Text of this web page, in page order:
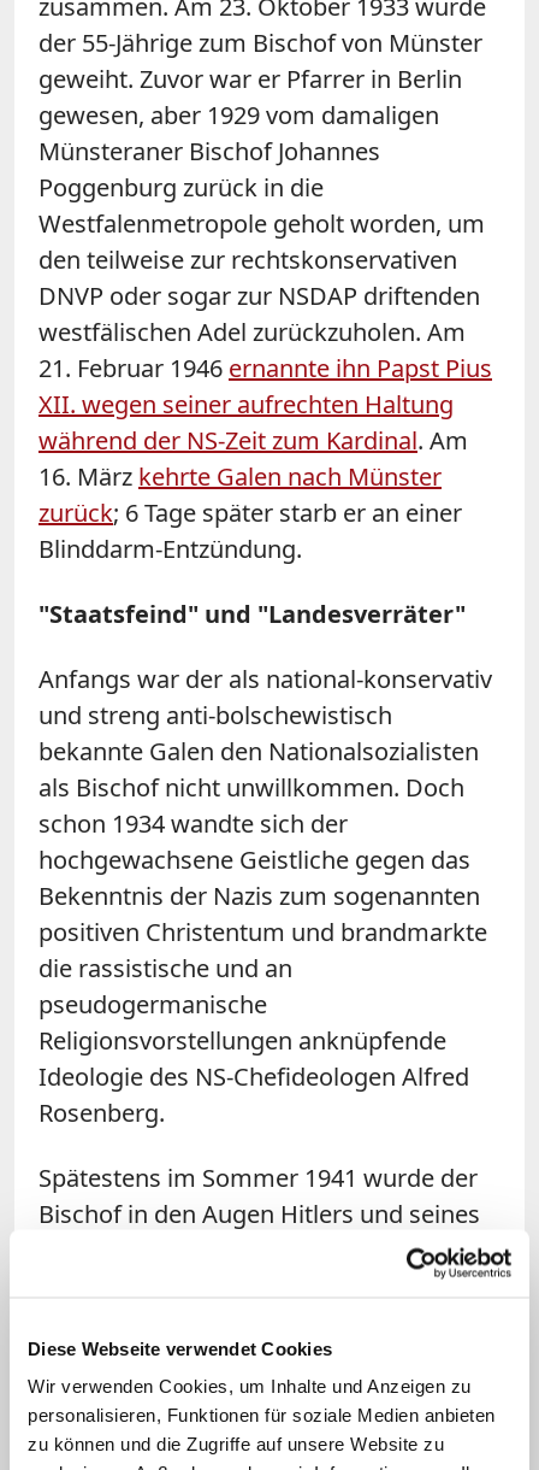
Diese Webseite verwendet Cookies
Wir verwenden Cookies, um Inhalte und Anzeigen zu
personalisieren, Funktionen für soziale Medien anbieten
zu können und die Zugriffe auf unsere Website zu
der 55-Jährige zum Bischof von Münster
geweiht. Zuvor war er Pfarrer in Berlin
gewesen, aber 1929 vom damaligen
Münsteraner Bischof Johannes
Poggenburg zurück in die
Westfalenmetropole geholt worden, um
den teilweise zur rechtskonservativen
DNVP oder sogar zur NSDAP driftenden
westfälischen Adel zurückzuholen. Am
21. Februar 1946 ernannte ihn Papst Pius
XII. wegen seiner aufrechten Haltung
während der NS-Zeit zum Kardinal. Am
16. März kehrte Galen nach Münster
zurück; 6 Tage später starb er an einer
Blinddarm-Entzündung.
"Staatsfeind" und "Landesverräter"
Anfangs war der als national-konservativ
und streng anti-bolschewistisch
bekannte Galen den Nationalsozialisten
als Bischof nicht unwillkommen. Doch
schon 1934 wandte sich der
hochgewachsene Geistliche gegen das
Bekenntnis der Nazis zum sogenannten
positiven Christentum und brandmarkte
die rassistische und an
pseudogermanische
Religionsvorstellungen anknüpfende
Ideologie des NS-Chefideologen Alfred
Rosenberg.
Spätestens im Sommer 1941 wurde der
Bischof in den Augen Hitlers und seines
Propagandaministers Joseph Goebbels
zum "Staatsfeind" und "Landesverräter".
Euthanasie, Nazi-Terror und Willkür. Als
einer von wenigen Bischöfen rang er sich
zu öffentlichem Protest durch;